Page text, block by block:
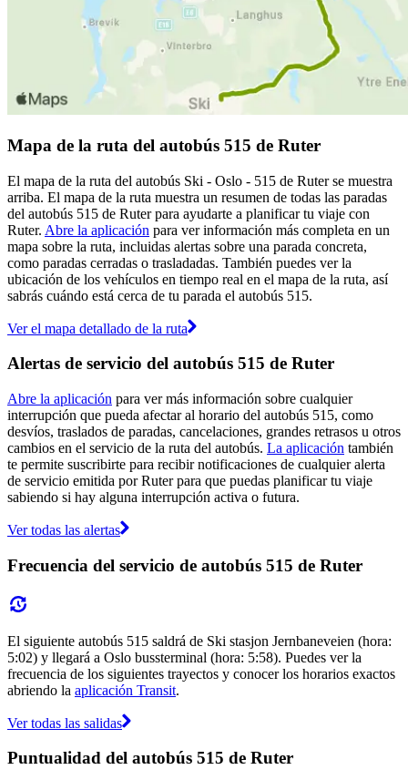
Mapa de la ruta del autobús 515 de Ruter
El mapa de la ruta del autobús Ski - Oslo - 515 de Ruter se muestra
arriba. El mapa de la ruta muestra un resumen de todas las paradas
del autobús 515 de Ruter para ayudarte a planificar tu viaje con
Ruter. Abre la aplicación para ver información más completa en un
mapa sobre la ruta, incluidas alertas sobre una parada concreta,
como paradas cerradas o trasladadas. También puedes ver la
ubicación de los vehículos en tiempo real en el mapa de la ruta, así
sabrás cuándo está cerca de tu parada el autobús 515.
Ver el mapa detallado de la ruta
Alertas de servicio del autobús 515 de Ruter
Abre la aplicación para ver más información sobre cualquier
interrupción que pueda afectar al horario del autobús 515, como
desvíos, traslados de paradas, cancelaciones, grandes retrasos u otros
cambios en el servicio de la ruta del autobús. La aplicación también
te permite suscribirte para recibir notificaciones de cualquier alerta
de servicio emitida por Ruter para que puedas planificar tu viaje
sabiendo si hay alguna interrupción activa o futura.
Ver todas las alertas
Frecuencia del servicio de autobús 515 de Ruter
El siguiente autobús 515 saldrá de Ski stasjon Jernbaneveien (hora:
5:02) y llegará a Oslo bussterminal (hora: 5:58). Puedes ver la
frecuencia de los siguientes trayectos y conocer los horarios exactos
abriendo la aplicación Transit.
Ver todas las salidas
Puntualidad del autobús 515 de Ruter